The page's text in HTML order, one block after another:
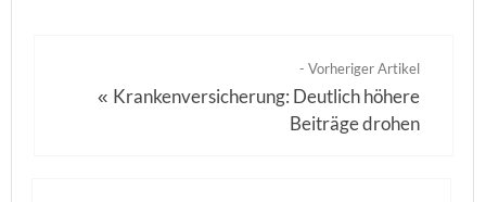
- Vorheriger Artikel
« Krankenversicherung: Deutlich höhere
Beiträge drohen